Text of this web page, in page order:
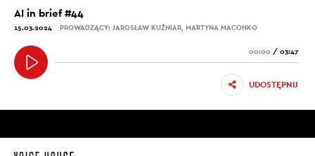
AI in brief #44
15.03.2024 PROWADZĄCY: JAROSŁAW KUŹNIAR, MARTYNA MACONKO
00:00 / 03:47
UDOSTĘPNIJ